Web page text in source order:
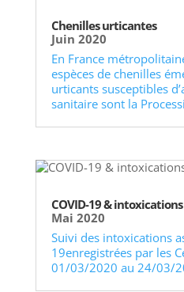
Chenilles urticantes
Juin 2020
En France
espèces de chenilles
urticants susceptibles
sanitaire sont la
COVID-19 & intoxications
Mai 2020
Suivi des intoxications
19enregistrées par les
01/03/2020 au 24/03/